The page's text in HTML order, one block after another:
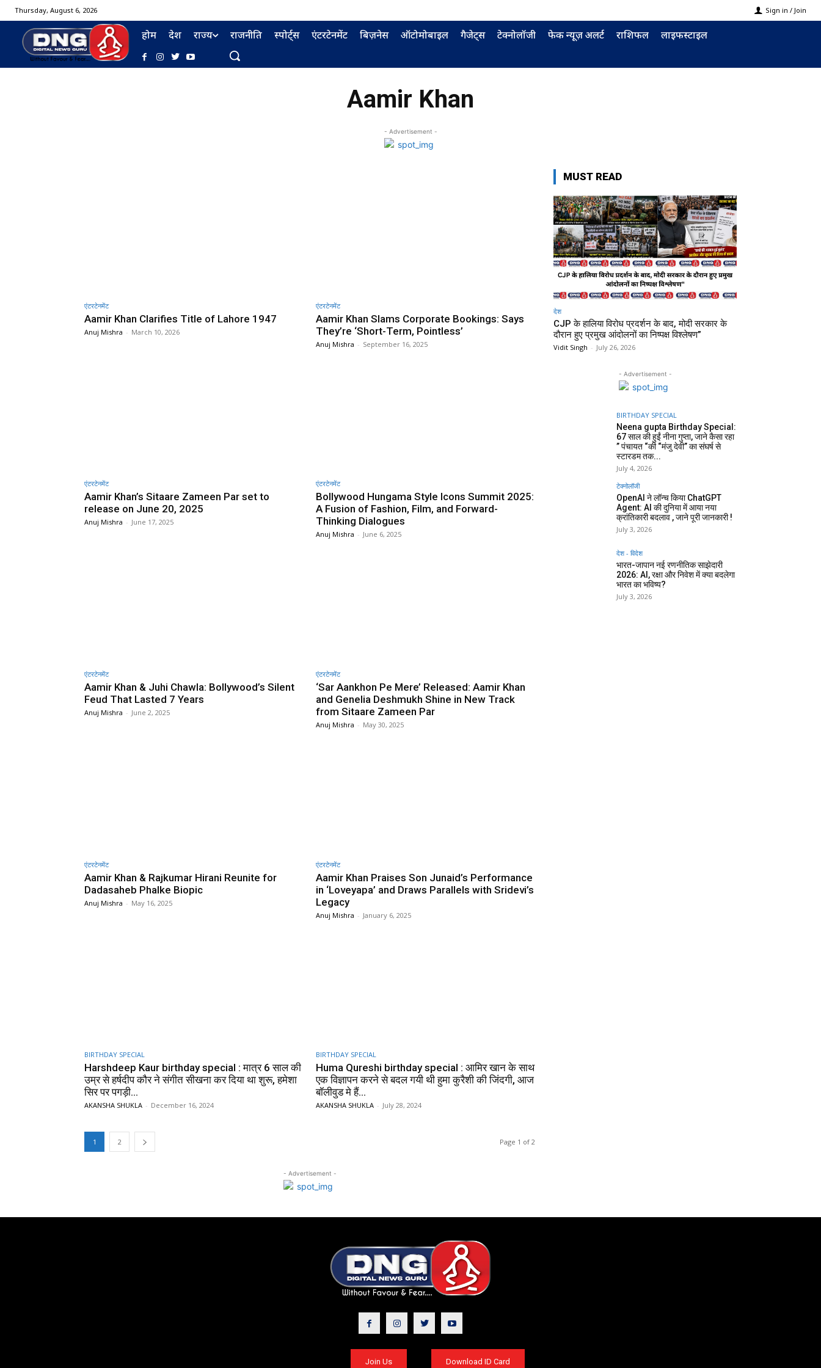
Thursday, August 6, 2026 Sign in / Join
होम देश राज्य राजनीति स्पोर्ट्स एंटरटेनमेंट बिज़नेस ऑटोमोबाइल गैजेट्स टेक्नोलॉजी फेक न्यूज़ अलर्ट राशिफल लाइफस्टाइल
Aamir Khan
- Advertisement -
एंटरटेनमेंट
Aamir Khan Clarifies Title of Lahore 1947
Anuj Mishra - March 10, 2026
एंटरटेनमेंट
Aamir Khan Slams Corporate Bookings: Says
They’re ‘Short-Term, Pointless’
Anuj Mishra - September 16, 2025
एंटरटेनमेंट
Aamir Khan’s Sitaare Zameen Par set to
release on June 20, 2025
Anuj Mishra - June 17, 2025
एंटरटेनमेंट
Bollywood Hungama Style Icons Summit 2025:
A Fusion of Fashion, Film, and Forward-
Thinking Dialogues
Anuj Mishra - June 6, 2025
एंटरटेनमेंट
Aamir Khan & Juhi Chawla: Bollywood’s Silent
Feud That Lasted 7 Years
Anuj Mishra - June 2, 2025
एंटरटेनमेंट
‘Sar Aankhon Pe Mere’ Released: Aamir Khan
and Genelia Deshmukh Shine in New Track
from Sitaare Zameen Par
Anuj Mishra - May 30, 2025
एंटरटेनमेंट
Aamir Khan & Rajkumar Hirani Reunite for
Dadasaheb Phalke Biopic
Anuj Mishra - May 16, 2025
एंटरटेनमेंट
Aamir Khan Praises Son Junaid’s Performance
in ‘Loveyapa’ and Draws Parallels with Sridevi’s
Legacy
Anuj Mishra - January 6, 2025
BIRTHDAY SPECIAL
Harshdeep Kaur birthday special : मात्र 6 साल की
उम्र से हर्षदीप कौर ने संगीत सीखना कर दिया था शुरू, हमेशा
सिर पर पगड़ी...
AKANSHA SHUKLA - December 16, 2024
BIRTHDAY SPECIAL
Huma Qureshi birthday special : आमिर खान के साथ
एक विज्ञापन करने से बदल गयी थी हुमा कुरैशी की जिंदगी, आज
बॉलीवुड मे हैं...
AKANSHA SHUKLA - July 28, 2024
1 2 Page 1 of 2
- Advertisement -
MUST READ
देश
CJP के हालिया विरोध प्रदर्शन के बाद, मोदी सरकार के
दौरान हुए प्रमुख आंदोलनों का निष्पक्ष विश्लेषण”
Vidit Singh - July 26, 2026
- Advertisement -
BIRTHDAY SPECIAL
Neena gupta Birthday Special:
67 साल की हुईं नीना गुप्ता, जाने कैसा रहा
” पंचायत “की “मंजु देवी” का संघर्ष से
स्टारडम तक...
July 4, 2026
टेक्नोलॉजी
OpenAI ने लॉन्च किया ChatGPT
Agent: AI की दुनिया में आया नया
क्रांतिकारी बदलाव , जाने पूरी जानकारी !
July 3, 2026
देश - विदेश
भारत-जापान नई रणनीतिक साझेदारी
2026: AI, रक्षा और निवेश में क्या बदलेगा
भारत का भविष्य?
July 3, 2026
Join Us Download ID Card